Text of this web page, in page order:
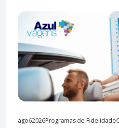
ago62026Programas de